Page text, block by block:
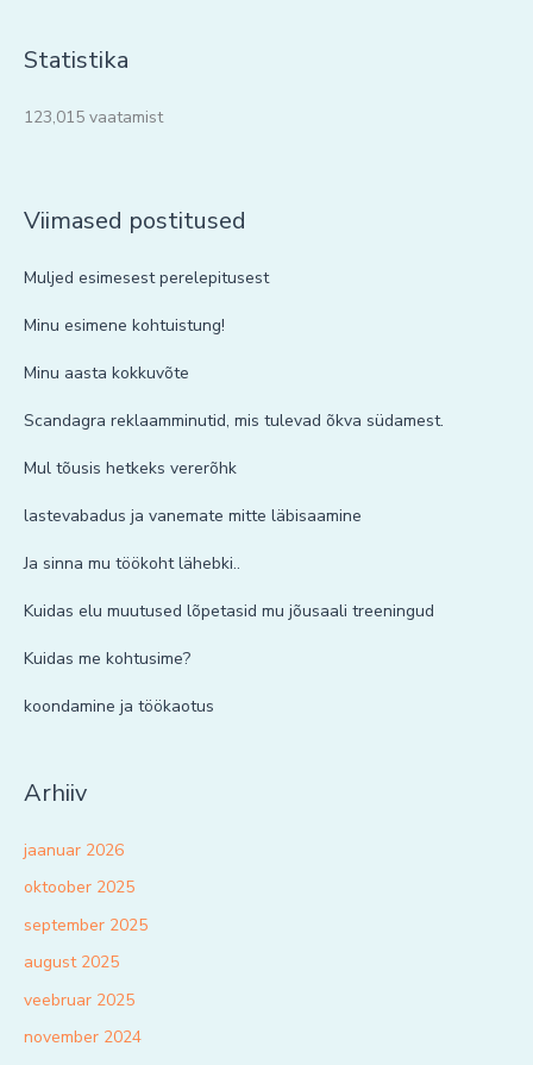
Statistika
123,015 vaatamist
Viimased postitused
Muljed esimesest perelepitusest
Minu esimene kohtuistung!
Minu aasta kokkuvõte
Scandagra reklaamminutid, mis tulevad õkva südamest.
Mul tõusis hetkeks vererõhk
lastevabadus ja vanemate mitte läbisaamine
Ja sinna mu töökoht lähebki..
Kuidas elu muutused lõpetasid mu jõusaali treeningud
Kuidas me kohtusime?
koondamine ja töökaotus
Arhiiv
jaanuar 2026
oktoober 2025
september 2025
august 2025
veebruar 2025
november 2024